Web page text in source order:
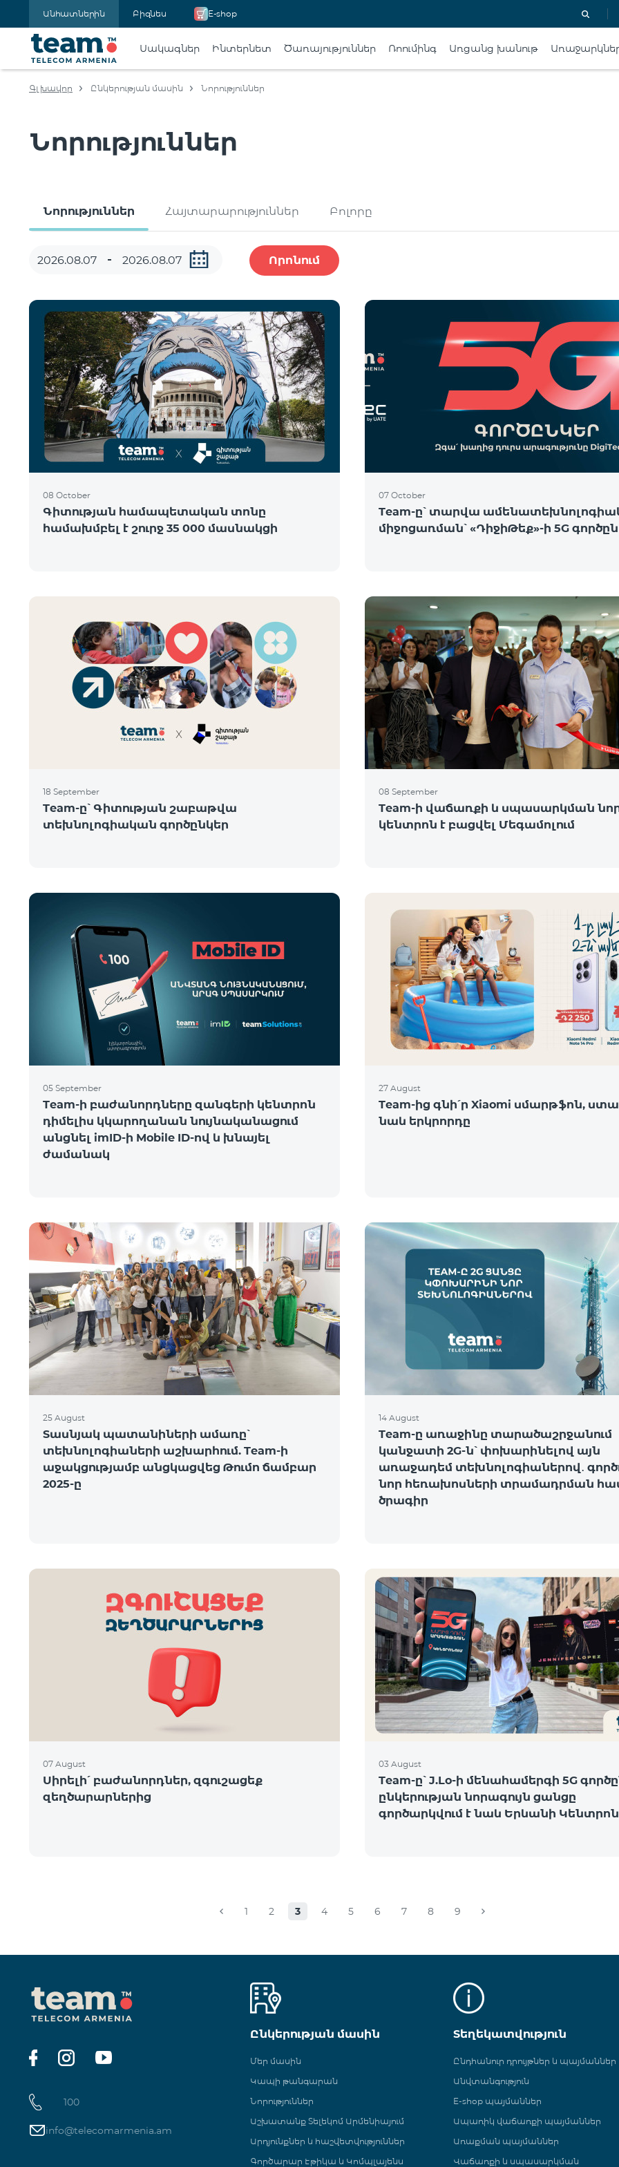
Անհատներին Բիզնես E-shop
Սակագներ Ինտերնետ Ծառայություններ Ռոումինգ Առցանց խանութ
Գլխավոր Ընկերության մասին Նորություններ
Նորություններ
Նորություններ Հայտարարություններ Բոլորը
Որոնում
08 October
Գիտության համապետական տոնը
համախմբել է շուրջ 35 000 մասնակցի
07 October
Team-ը՝ տարվա
միջոցառման՝ «ԴիջիԹեք»-ի 5G
18 September
Team-ը՝ Գիտության շաբաթվա
տեխնոլոգիական գործընկեր
08 September
Team-ի վաճառքի և սպասարկման
կենտրոն է բացվել Մեգամոլում
05 September
Team-ի բաժանորդները զանգերի կենտրոն
դիմելիս կկարողանան նույնականացում
անցնել imID-ի Mobile ID-ով և խնայել
ժամանակ
27 August
Team-ից գնի՛ր Xiaomi սմարթֆոն,
նաև երկրորդը
25 August
Տասնյակ պատանիների ամառը՝
տեխնոլոգիաների աշխարհում. Team-ի
աջակցությամբ անցկացվեց Թումո ճամբար
2025-ը
14 August
Team-ը առաջինը տարածաշրջանում
կանջատի 2G-ն՝ փոխարինելով այն
առաջադեմ տեխնոլոգիաներով․
նոր հեռախոսների տրամադրման
ծրագիր
07 August
Սիրելի՛ բաժանորդներ, զգուշացեք
զեղծարարներից
03 August
Team-ը՝ J.Lo-ի մենահամերգի 5G
ընկերության նորագույն ցանցը
գործարկվում է նաև Երևանի
1 2 3 4 5 6 7 8 9
100
info@telecomarmenia.am
Ընկերության մասին
Մեր մասին
Կապի թանգարան
Նորություններ
Աշխատանք Տելեկոմ Արմենիայում
Արդյունքներ և հաշվետվություններ
Գործարար Էթիկա և Կոմպլայենս
Տեղեկատվություն
Ընդհանուր դրույթներ և պայմաններ
Անվտանգություն
E-shop պայմաններ
Ապառիկ վաճառքի պայմաններ
Առաքման պայմաններ
Վաճառքի և սպասարկման